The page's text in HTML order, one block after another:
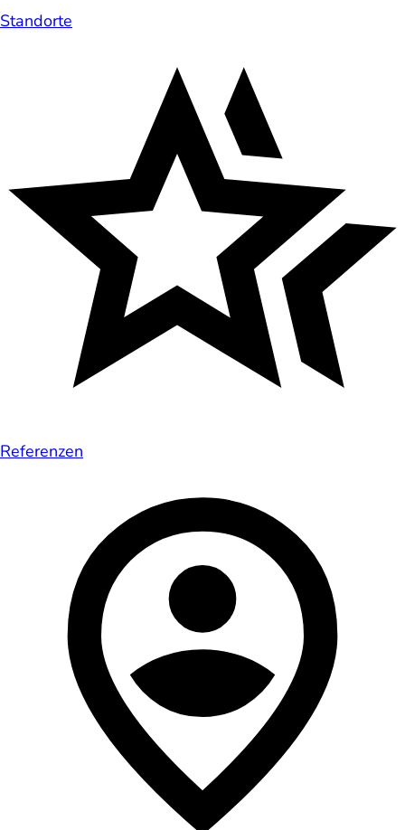
Standorte
Referenzen